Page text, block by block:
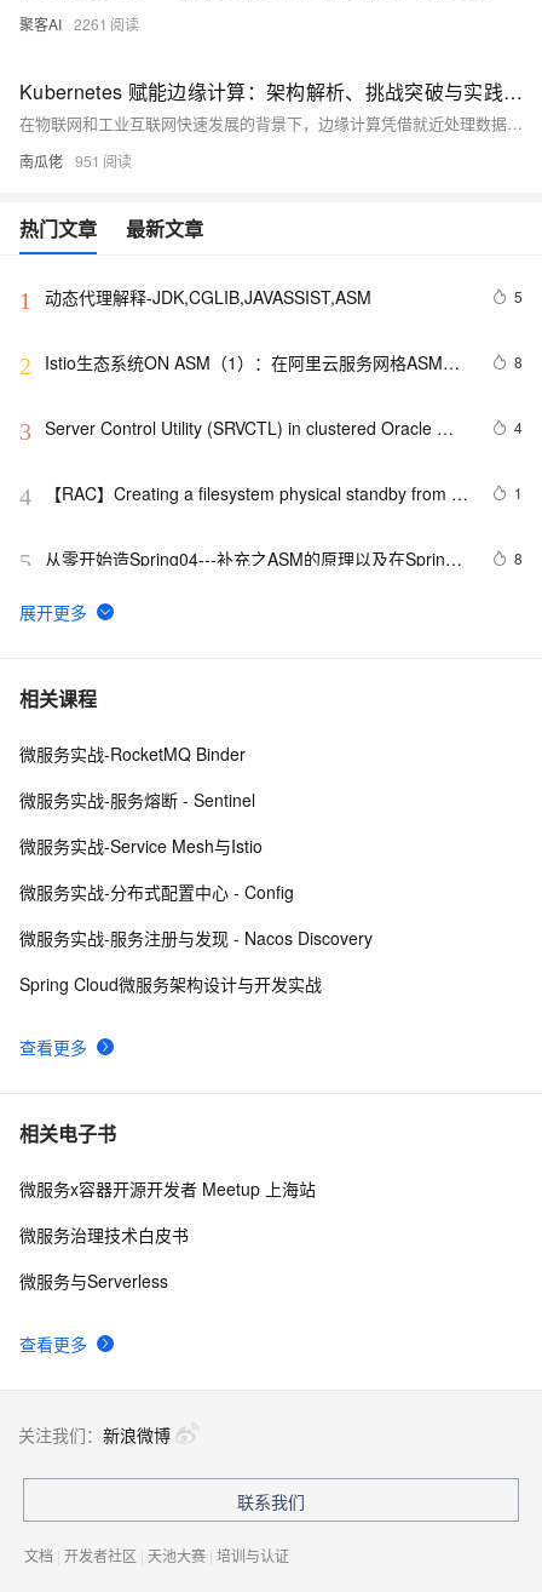
聚客AI 2261
Kubernetes 赋能边缘计算：架构解析、挑战突破与实践方案
在物联网和工业互联网快速发展的背景下，边缘计算凭借就近处理数据的优势，成为解决云计算延迟高、带宽成本高的关键技术。而 Kubernetes 凭借统一管理、容器化适配和强大生态扩展性，正逐步成为边缘计算的核心编排平台。本文系统解析 Kubernetes 适配边缘环境的架构分层、核心挑战与新兴解决方案，为企业落地边缘项目提供实践参考。
南瓜佬 951
热门文章 最新文章
1 动态代理解释-JDK,CGLIB,JAVASSIST,ASM 5
2
Istio生态系统ON ASM（1）：在阿里云服务网格ASM中
8
3 Server Control Utility (SRVCTL) in clustered Oracle
4
4
【RAC】Creating a filesystem physical standby from
1
5
从零开始造Spring04---补充之ASM的原理以及在Spring
8
6
服务网格GPRC协议多种编程语言实践.5.GPRC协议
7 ASM 字节码增强框架详解（上）
8 基于英特尔®架构的阿里云服务网格ASM技术加速应用服
10【ASM学习】关于 ASM 的隐含参数
相关课程
查看更多
微服务实战-RocketMQ Binder
微服务实战-服务熔断 - Sentinel
微服务实战-Service Mesh与Istio
微服务实战-分布式配置中心 - Config
微服务实战-服务注册与发现 - Nacos Discovery
Spring Cloud微服务架构设计与开发实战
相关电子书
查看更多
微服务x容器开源开发者 Meetup 上海站
微服务治理技术白皮书
微服务与Serverless
关注我们： 新浪微博
联系我们
文档 | 开发者社区 | 天池大赛 | 培训与认证